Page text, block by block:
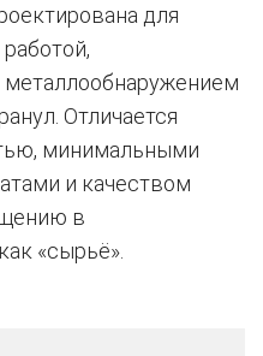
для
металлообнаружением
Отличается
минимальными
и качеством
в
«сырьё».